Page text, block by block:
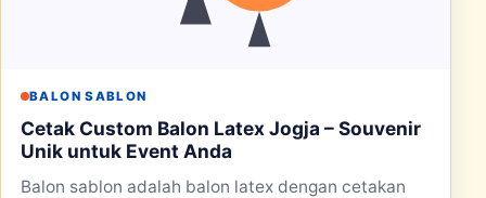
BALON SABLON
Cetak Custom Balon Latex Jogja – Souvenir
Unik untuk Event Anda
Balon sablon adalah balon latex dengan cetakan